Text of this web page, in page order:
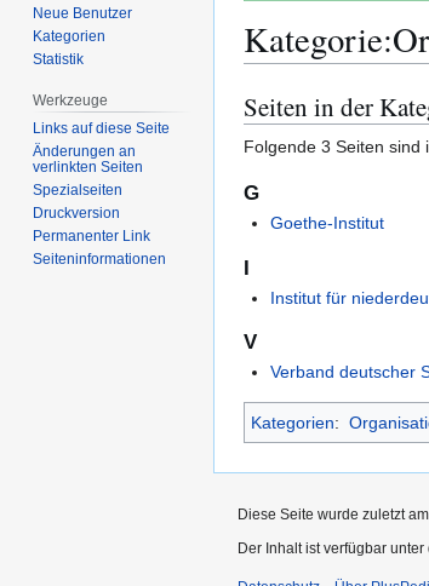
Kategorie:
Zur
Navigation
springen
Zur
Suche
springen
Seiten in der
Folgende 3 Seiten sind
G
Goethe-Institut
I
Institut für
V
Verband deutscher
Kategorien:
Neue Benutzer
Kategorien
Statistik
Werkzeuge
Links auf diese Seite
Änderungen an
verlinkten Seiten
Spezialseiten
Druckversion
Permanenter Link
Seiten­­informationen
Diese Seite wurde zuletzt
Der Inhalt ist verfügbar